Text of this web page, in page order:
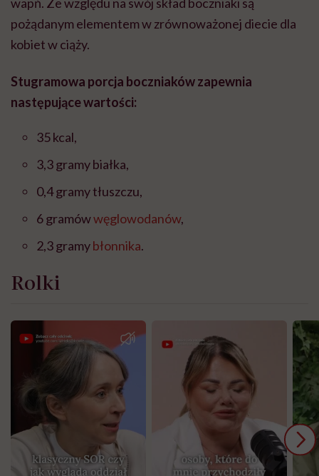
pożądanym elementem w zrównoważonej diecie dla
kobiet w ciąży.
Stugramowa porcja boczniaków zapewnia
następujące wartości:
35 kcal,
3,3 gramy białka,
0,4 gramy tłuszczu,
6 gramówwęglowodanów,
2,3 gramybłonnika.
Rolki